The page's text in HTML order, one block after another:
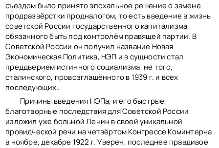
съездом было принято эпохальное решение о замене
продразвёрстки продналогом, то есть введение в жизнь
советской России государственного капитализма,
обязанного быть под контролём правящей партии. В
Советской России он получил название Новая
Экономическая Политика, НЭП и в сущности стал
преддверием истинного социализма, не того,
сталинского, провозглашённого в 1939 г. и всех
последующих…
Причины введения НЭПа, и его быстрые,
благотворные последствия для Советской России
изложил уже больной Ленин в своей уникальной
провидческой речи на четвёртом Конгрессе Коминтерна
в ноябре, декабре 1922 г. Уверен, последнее правдивое